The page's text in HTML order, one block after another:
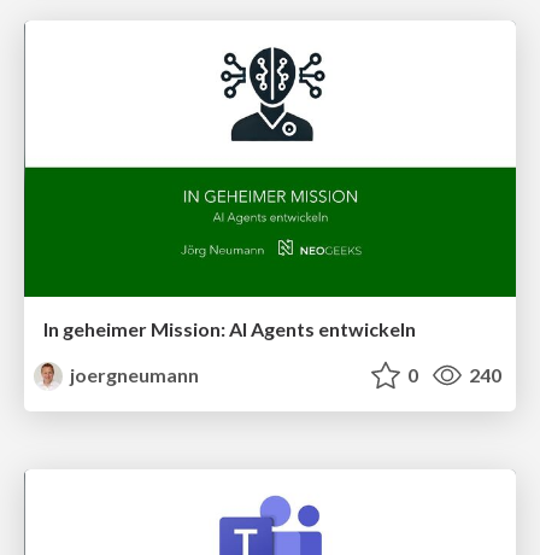
In geheimer Mission: AI Agents entwickeln
joergneumann
0 240